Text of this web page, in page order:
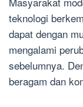
teknologi
dapat dengan
mengalami
sebelumnya.
beragam dan